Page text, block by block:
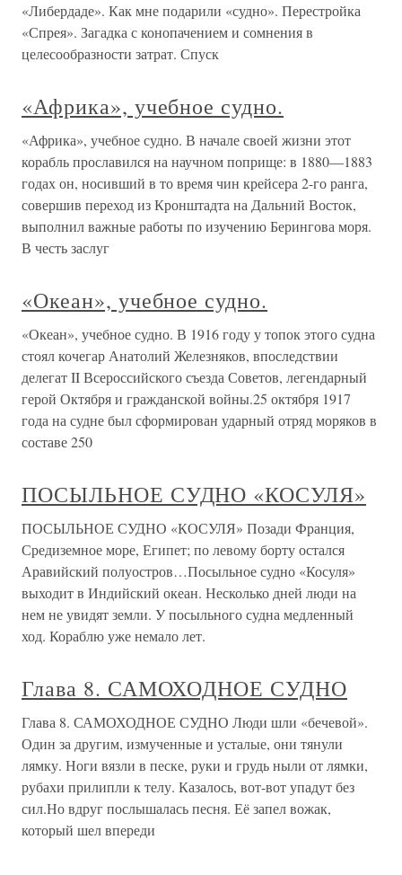
«Либердаде». Как мне подарили «судно». Перестройка
«Спрея». Загадка с конопачением и сомнения в
целесообразности затрат. Спуск
«Африка», учебное судно.
«Африка», учебное судно. В начале своей жизни этот
корабль прославился на научном поприще: в 1880—1883
годах он, носивший в то время чин крейсера 2-го ранга,
совершив переход из Кронштадта на Дальний Восток,
выполнил важные работы по изучению Берингова моря.
В честь заслуг
«Океан», учебное судно.
«Океан», учебное судно. В 1916 году у топок этого судна
стоял кочегар Анатолий Железняков, впоследствии
делегат II Всероссийского съезда Советов, легендарный
герой Октября и гражданской войны.25 октября 1917
года на судне был сформирован ударный отряд моряков в
составе 250
ПОСЫЛЬНОЕ СУДНО «КОСУЛЯ»
ПОСЫЛЬНОЕ СУДНО «КОСУЛЯ» Позади Франция,
Средиземное море, Египет; по левому борту остался
Аравийский полуостров…Посыльное судно «Косуля»
выходит в Индийский океан. Несколько дней люди на
нем не увидят земли. У посыльного судна медленный
ход. Кораблю уже немало лет.
Глава 8. САМОХОДНОЕ СУДНО
Глава 8. САМОХОДНОЕ СУДНО Люди шли «бечевой».
Один за другим, измученные и усталые, они тянули
лямку. Ноги вязли в песке, руки и грудь ныли от лямки,
рубахи прилипли к телу. Казалось, вот-вот упадут без
сил.Но вдруг послышалась песня. Её запел вожак,
который шел впереди